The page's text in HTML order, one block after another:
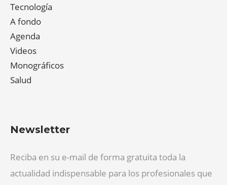
Tecnología
A fondo
Agenda
Videos
Monográficos
Salud
Newsletter
Reciba en su e-mail de forma gratuita toda la
actualidad indispensable para los profesionales que